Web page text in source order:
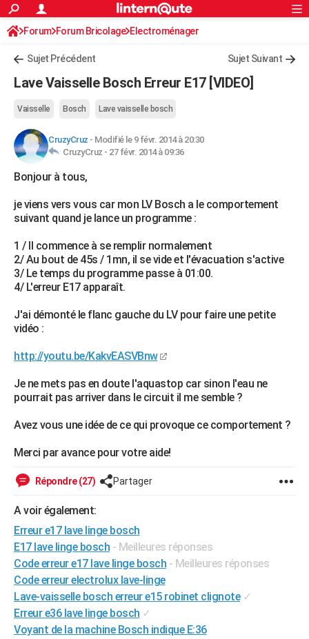
ACTUALITÉS
Politique
Société
Faits Divers
Education
Monde
Villes
+
AUTO
Essais
Réserver un essai
Citadines
Berlines
SUV
Forum auto
+HIGH-TECH
Mobiles
Meilleur smartphone
Internet
Ordinateurs
Jeux vidéo
Guide high-tech
+BRICOLAGE
Forum
Aménagement intérieur
Extérieur
Cuisine
Salle de bains
Jardinage
Rangement
WEEK-END
LIFESTYLE
Art de vivre
Bien-être
Loisirs
Mode
Modes de vie
SANTE
Alimentation
Guide de la santé
Maladies
Médicaments
Sommeil
Destinations
City break
Voyage nature
Voyage de noces
Forum
Climat
PHOTO
GUIDES D'ACHAT
BONS PLANS
Dictionnaire
Biographies
Citations
Expressions
Proverbes
S'inscrire
Se connecter
Lycées
Collèges
Primaires
Universités
Entreprises
Service militaire
Avis de recherche
FORUM
Bricolage
Lifestyle
Culture
SportAuto
Television
Voyage
Cinema
S'inscrire
Connexion
Forum Forum Bricolage Electroménager
Sujet Précédent Sujet Suivant
Lave Vaisselle Bosch Erreur E17 [VIDEO]
Vaisselle Bosch Lave vaisselle bosch
CruzyCruz - Modifié le 9 févr. 2014 à 20:30
CruzyCruz - 27 févr. 2014 à 09:36
Bonjour à tous,
je viens vers vous car mon LV Bosch a le comportement
suivant quand je lance un programme :
1 / Il commence à se remplir normalement
2/ Au bout de 45s / 1mn, il se vide et l'évacuation s'active
3/ Le temps du programme passe à 01:00.
4/ L'erreur E17 apparaît.
J'ai démonté le flanc gauche du LV pour faire une petite
vidéo :
http://youtu.be/KakvEASVBnw
Je ne mets pas en doute l'aquastop car sinon l'eau ne
pourrait pas arriver dans le circuit il me semble ?
Avez vous une idée de ce qui provoque ce comportement ?
Merci par avance pour votre aide!
Répondre (27) Partager
A voir également:
Erreur e17 lave linge bosch
E17 lave linge bosch - Meilleures réponses
Code erreur e17 lave linge bosch - Meilleures réponses
Code erreur electrolux lave-linge
Lave-vaisselle bosch erreur e15 robinet clignote ✓
Erreur e36 lave linge bosch ✓
Voyant de la machine Bosch indique E:36